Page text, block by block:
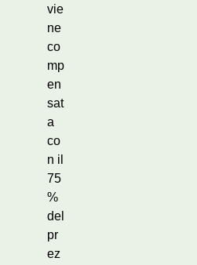
vie
ne
co
mp
en
sat
a
co
n il
75
%
del
pr
ez